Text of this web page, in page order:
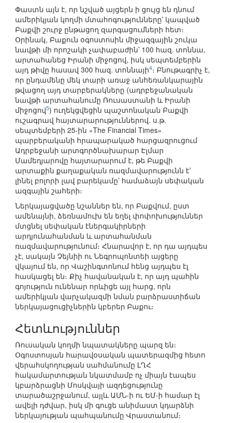
Փաստն այն է, որ նշված այցերն ի ցույց են դնում
ամերիկյան կողմի մտահոգությունները՝ կապված
Բաքվի շուրջ ընթացող զարգացումների հետ։
Օրինակ, Բաքուն օգոստոսին միջազգային շուկա
նավթի մի որոշակի չափաբաժին՝ 100 հազ. տոննա,
արտահանեց Իրանի միջոցով, իսկ սեպտեմբերին
այդ թիվը հասավ 300 հազ. տոննայի4։ Բնութագրիչ է,
որ ընդամենը մեկ տարի առաջ անհեռանկարային
թվացող այդ տարբերակները (ադրբեջանական
նավթի արտահանումը Ռուսաստանի և Իրանի
միջոցով5) ուղեկցվեցին պաշտոնական Բաքվի
ուշագրավ հայտարարություններով. ս.թ.
սեպտեմբերի 25-ին «The Financial Times»
պարբերականի հրապարակած հարցազրուցում
Ադրբեջանի արտգործնախարար Էլմար
Մամեդյարովը հայտարարում է, թե Բաքվի
արտաքին քաղաքական ռազմավարությունն է՝
լինել բոլորի լավ բարեկամը՝ համաձայն սեփական
ազգային շահերի։
Ներկայացվածը նշաններ են, որ Բաքվում, ըստ
ամենայնի, ձեռնամուխ են եղել փոփոխություններ
մտցնել սեփական էներգակիրների
արդյունահանման և արտահանման
ռազմավարությունում։ Հնարավոր է, որ դա այդպես
չէ, սակայն Չեյնիի ու Նեգրոպոնտեի այցերը
վկայում են, որ Վաշինգտոնում հենց այդպես էլ
հասկացել են։ Քիչ հավանական է, որ այդ պահին
գոյություն ունենար որևիցե այլ հարց, որն
ամերիկյան վարչակազմի նման բարձրաստիճան
ներկայացուցիչներին կբերեր Բաքու։
Հետևություններ
Ռուսական կողմի նպատակները պարզ են։
Օգոստոսյան հարավօսական պատերազմից հետո
վերահսկողության սահմանումը ԼՂՀ
հակամարտության նկատմամբ ոչ միայն էապես
կբարձրացնի Մոսկվայի ազդեցությունը
տարածաշրջանում, այլև ԱՄՆ-ի ու ԵՄ-ի համար էլ
ավելի դժվար, իսկ մի գուցե անիմաստ կդարձնի
ներկայության պահպանումը Վրաստանում։